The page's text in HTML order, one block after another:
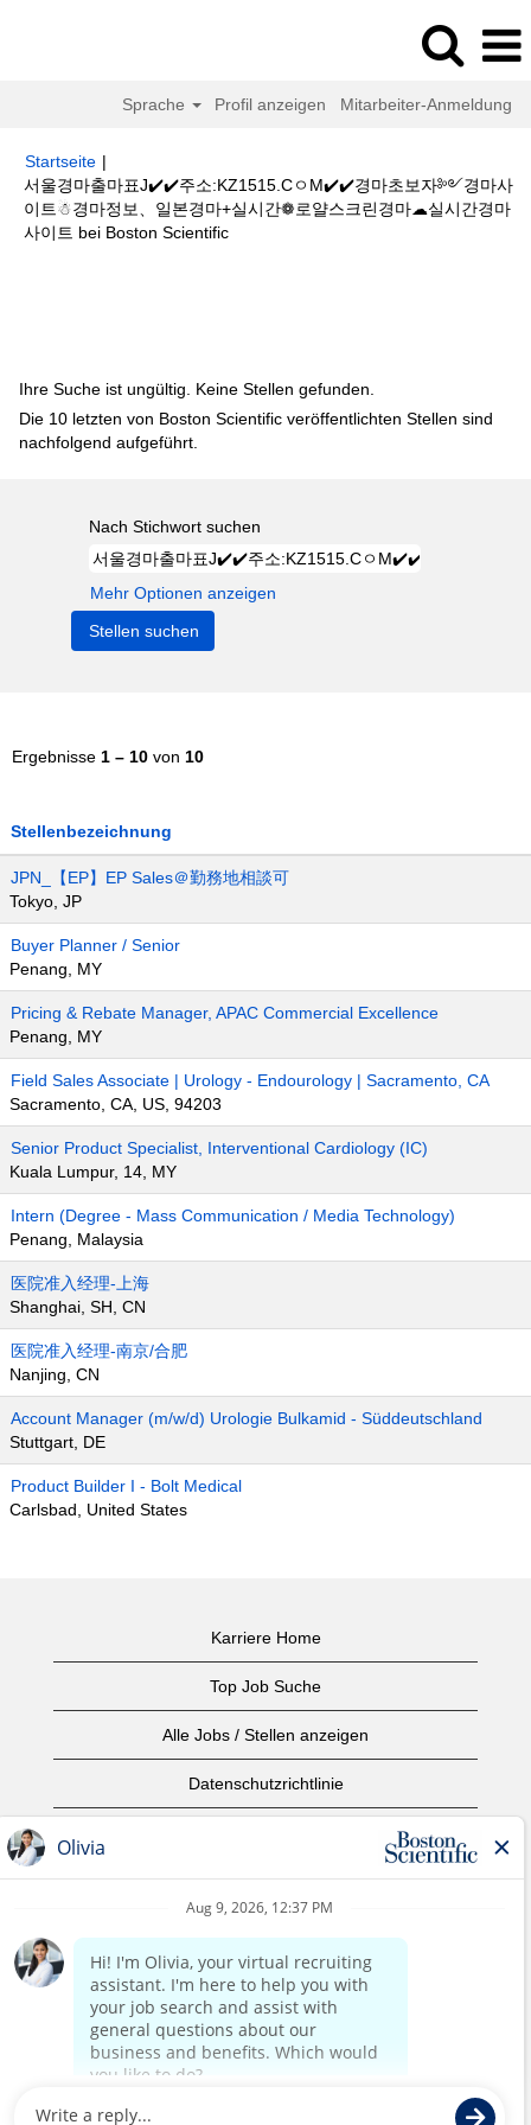
Sprache Profil anzeigen Mitarbeiter-Anmeldung
Startseite |
서울경마출마표J✔️✔️주소:KZ1515.CㅇM✔️✔️경마초보자༻경마사
이트☃경마정보、일본경마+실시간❁로얄스크린경마☁실시간경마
사이트 bei Boston Scientific(aktuelle
Ihre Suche ist ungültig. Keine Stellen gefunden.
Die 10 letzten von Boston Scientific veröffentlichten Stellen sind
nachfolgend aufgeführt.
Nach Stichwort suchen
Mehr Optionen anzeigen
Ergebnisse 1 – 10 von 10
Stellenbezeichnung
JPN_【EP】EP Sales＠勤務地相談可
Tokyo, JP
Buyer Planner / Senior
Penang, MY
Pricing & Rebate Manager, APAC Commercial Excellence
Penang, MY
Field Sales Associate | Urology - Endourology | Sacramento, CA
Sacramento, CA, US, 94203
Senior Product Specialist, Interventional Cardiology (IC)
Kuala Lumpur, 14, MY
Intern (Degree - Mass Communication / Media Technology)
Penang, Malaysia
医院准入经理-上海
Shanghai, SH, CN
医院准入经理-南京/合肥
Nanjing, CN
Account Manager (m/w/d) Urologie Bulkamid - Süddeutschland
Stuttgart, DE
Product Builder I - Bolt Medical
Carlsbad, United States
Karriere Home
Top Job Suche
Alle Jobs / Stellen anzeigen
Datenschutzrichtlinie
Urheberrecht
home page